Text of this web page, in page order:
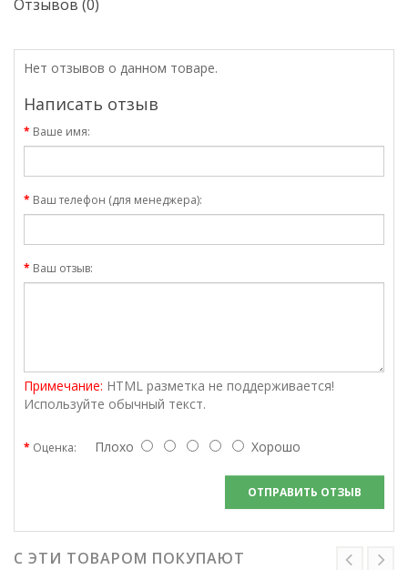
Отзывов (0)
Нет отзывов о данном товаре.
Написать отзыв
Ваше имя:
Ваш телефон (для менеджера):
Ваш отзыв:
Примечание: HTML разметка не поддерживается!
Используйте обычный текст.
Оценка: Плохо Хорошо
ОТПРАВИТЬ ОТЗЫВ
С ЭТИ ТОВАРОМ ПОКУПАЮТ